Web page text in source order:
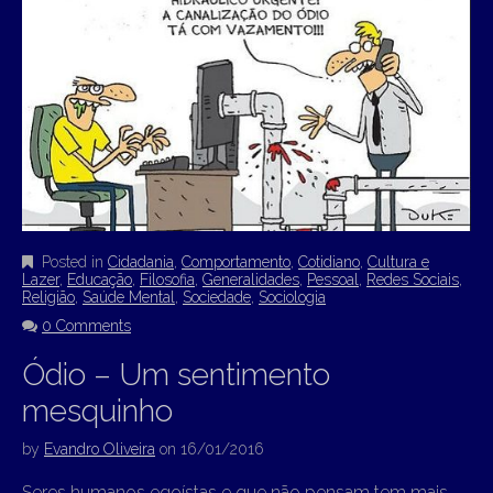
Posted in Cidadania Comportamento Cotidiano Cultura e
Lazer, Educação Filosofia Generalidades Pessoal Redes Sociais
Religião Saúde Mental Sociedade Sociologia
0 Comments
Ódio – Um sentimento
mesquinho
by Evandro Oliveira on 16/01/2016